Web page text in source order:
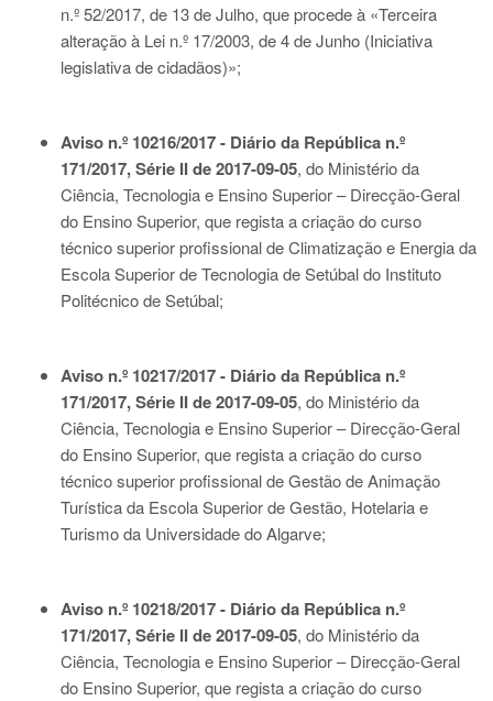
n.º 52/2017, de 13 de Julho, que procede à «Terceira
alteração à Lei n.º 17/2003, de 4 de Junho (Iniciativa
legislativa de cidadãos)»;
Aviso n.º 10216/2017 - Diário da República n.º
171/2017, Série II de 2017-09-05, do Ministério da
Ciência, Tecnologia e Ensino Superior – Direcção-Geral
do Ensino Superior, que regista a criação do curso
técnico superior profissional de Climatização e Energia da
Escola Superior de Tecnologia de Setúbal do Instituto
Politécnico de Setúbal;
Aviso n.º 10217/2017 - Diário da República n.º
171/2017, Série II de 2017-09-05, do Ministério da
Ciência, Tecnologia e Ensino Superior – Direcção-Geral
do Ensino Superior, que regista a criação do curso
técnico superior profissional de Gestão de Animação
Turística da Escola Superior de Gestão, Hotelaria e
Turismo da Universidade do Algarve;
Aviso n.º 10218/2017 - Diário da República n.º
171/2017, Série II de 2017-09-05, do Ministério da
Ciência, Tecnologia e Ensino Superior – Direcção-Geral
do Ensino Superior, que regista a criação do curso